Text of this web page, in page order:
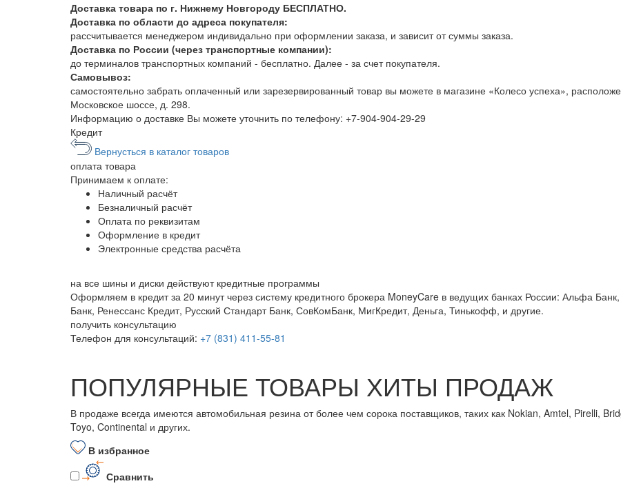
Доставка товара по г. Нижнему Новгороду БЕСПЛАТНО.
Доставка по области до адреса покупателя:
рассчитывается менеджером индивидально при оформлении заказа, и зависит от суммы заказа.
Доставка по России (через транспортные компании):
до терминалов транспортных компаний - бесплатно. Далее - за счет покупателя.
Самовывоз:
самостоятельно забрать оплаченный или зарезервированный товар вы можете в магазине «Колесо успеха»,
Московское шоссе, д. 298.
Информацию о доставке Вы можете уточнить по телефону: +7-904-904-29-29
Кредит
Вернусться в каталог товаров
оплата товара
Принимаем к оплате:
Наличный расчёт
Безналичный расчёт
Оплата по реквизитам
Оформление в кредит
Электронные средства расчёта
на все шины и диски действуют кредитные программы
Оформляем в кредит за 20 минут через систему кредитного брокера MoneyCare в ведущих банках России: Альфа
Банк, Ренессанс Кредит, Русский Стандарт Банк, СовКомБанк, МигКредит, Деньга, Тинькофф, и другие.
получить консультацию
Телефон для консультаций: +7 (831) 411-55-81
ПОПУЛЯРНЫЕ ТОВАРЫ ХИТЫ ПРОДАЖ
В продаже всегда имеются автомобильная резина от более чем сорока поставщиков, таких как Nokian, Amtel, Pirelli,
Toyo, Continental и других.
В избранное
Сравнить